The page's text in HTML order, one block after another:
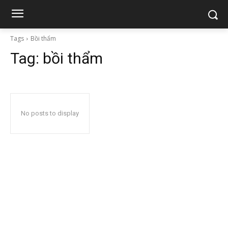
Tags Bồi thẩm
Tag: bồi thẩm
No posts to display